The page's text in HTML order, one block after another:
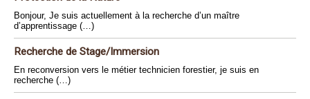
Bonjour, Je suis actuellement à la recherche d’un maître
d’apprentissage (…)
Recherche de Stage/Immersion
En reconversion vers le métier technicien forestier, je suis en
recherche (…)